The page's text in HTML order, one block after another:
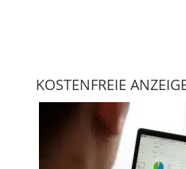
KOSTENFREIE